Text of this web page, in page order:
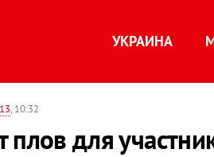
УКРАИНА
, 10:32
плов для